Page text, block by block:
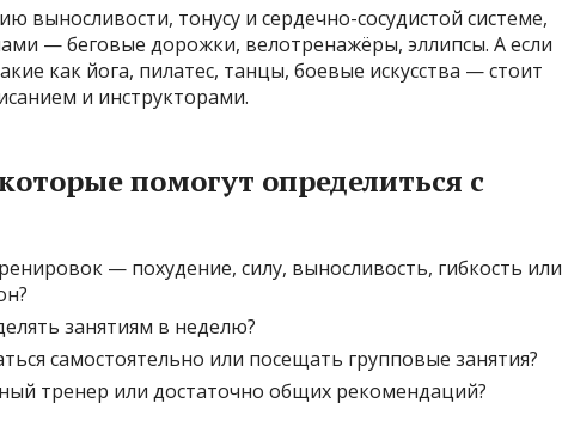
выносливости, тонусу и сердечно-сосудистой системе,
— беговые дорожки, велотренажёры, эллипсы. А если
как йога, пилатес, танцы, боевые искусства — стоит
и инструкторами.
помогут определиться с
— похудение, силу, выносливость, гибкость или
занятиям в неделю?
самостоятельно или посещать групповые занятия?
тренер или достаточно общих рекомендаций?